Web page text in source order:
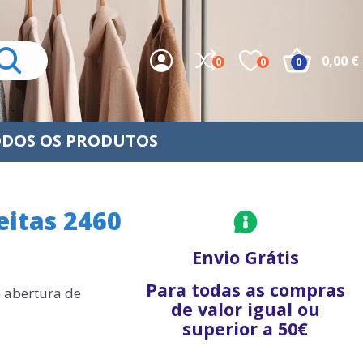
0 0 0,00 €
0
OS PRODUTOS
2460
abertura de
Envio Grátis
Para todas as compras
de valor igual ou
superior a 50€